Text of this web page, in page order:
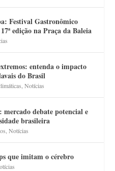
Festival Gastronômico
edição na Praça da Baleia
entenda o impacto
do Brasil
,Notícias
mercado debate potencial e
brasileira
,Notícias
que imitam o cérebro